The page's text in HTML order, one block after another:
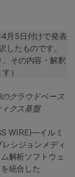
4月5日付けで発表
したものです。
その内容・解釈
）
クラウドベース
クス基盤
WIRE)—イルミ
シジョンメディ
解析ソフトウェ
統合した